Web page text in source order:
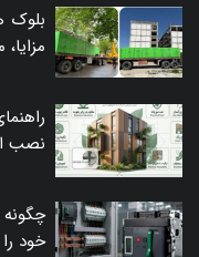
بلوک
مزایا،
نصب
چگونه
خود را